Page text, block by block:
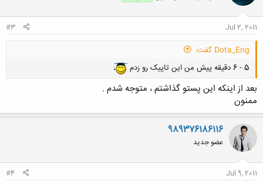
ا
Jul 2, 2011
#3
Dota_Eng گفت:
5 - 6 دقیقه پیش من این تاپیک رو زدم
بعد از اينكه اين پستو گذاشتم ، متوجه شدم .
ممنون
989376186116
عضو جدید
Jul 9, 2011
#4